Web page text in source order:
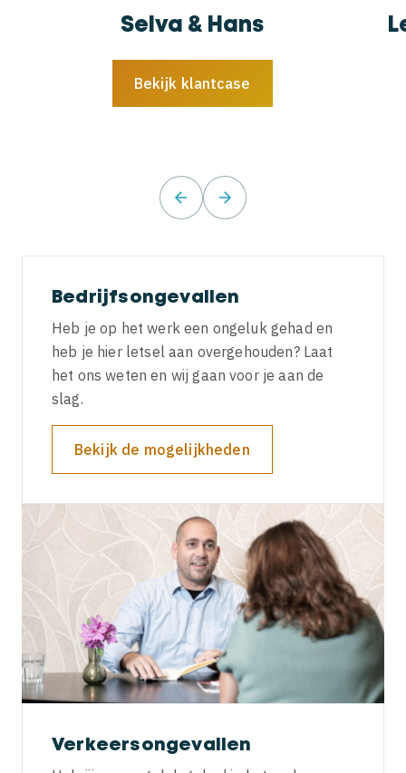
Selva & Hans
Bekijk klantcase
prev next
Bedrijfsongevallen
Heb je op het werk een ongeluk gehad en
heb je hier letsel aan overgehouden? Laat
het ons weten en wij gaan voor je aan de
slag.
Bekijk de mogelijkheden
Verkeersongevallen